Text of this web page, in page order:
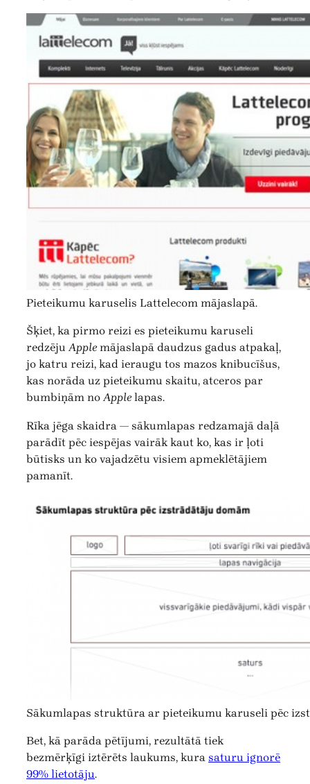
Pieteikumu karuselis Lattelecom mājaslapā.
Šķiet, ka pirmo reizi es pieteikumu karuseli
redzējuApplemājaslapā daudzus gadus atpakaļ,
jo katru reizi, kad ieraugu tos mazos knibucīšus,
kas norāda uz pieteikumu skaitu, atceros par
bumbiņām noApplelapas.
Rīka jēga skaidra — sākumlapas redzamajā daļā
parādīt pēc iespējas vairāk kaut ko, kas ir ļoti
būtisks un ko vajadzētu visiem apmeklētājiem
pamanīt.
Sākumlapas struktūra ar pieteikumu karuseli pēc
Bet, kā parāda pētījumi, rezultātā tiek
bezmērķīgi iztērēts laukums, kura saturu ignorē
99% lietotāju.